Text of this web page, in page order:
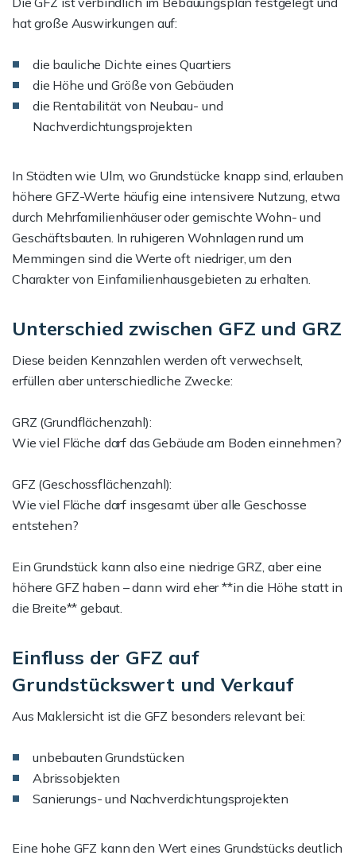
hat große Auswirkungen auf:
die bauliche Dichte eines Quartiers
die Höhe und Größe von Gebäuden
die Rentabilität von Neubau- und
Nachverdichtungsprojekten
In Städten wie Ulm, wo Grundstücke knapp sind, erlauben
höhere GFZ-Werte häufig eine intensivere Nutzung, etwa
durch Mehrfamilienhäuser oder gemischte Wohn- und
Geschäftsbauten. In ruhigeren Wohnlagen rund um
Memmingen sind die Werte oft niedriger, um den
Charakter von Einfamilienhausgebieten zu erhalten.
Unterschied zwischen GFZ und GRZ
Diese beiden Kennzahlen werden oft verwechselt,
erfüllen aber unterschiedliche Zwecke:
GRZ (Grundflächenzahl):
Wie viel Fläche darf das Gebäude am Boden einnehmen?
GFZ (Geschossflächenzahl):
Wie viel Fläche darf insgesamt über alle Geschosse
entstehen?
Ein Grundstück kann also eine niedrige GRZ, aber eine
höhere GFZ haben – dann wird eher **in die Höhe statt in
die Breite** gebaut.
Einfluss der GFZ auf
Grundstückswert und Verkauf
Aus Maklersicht ist die GFZ besonders relevant bei:
unbebauten Grundstücken
Abrissobjekten
Sanierungs- und Nachverdichtungsprojekten
Eine hohe GFZ kann den Wert eines Grundstücks deutlich